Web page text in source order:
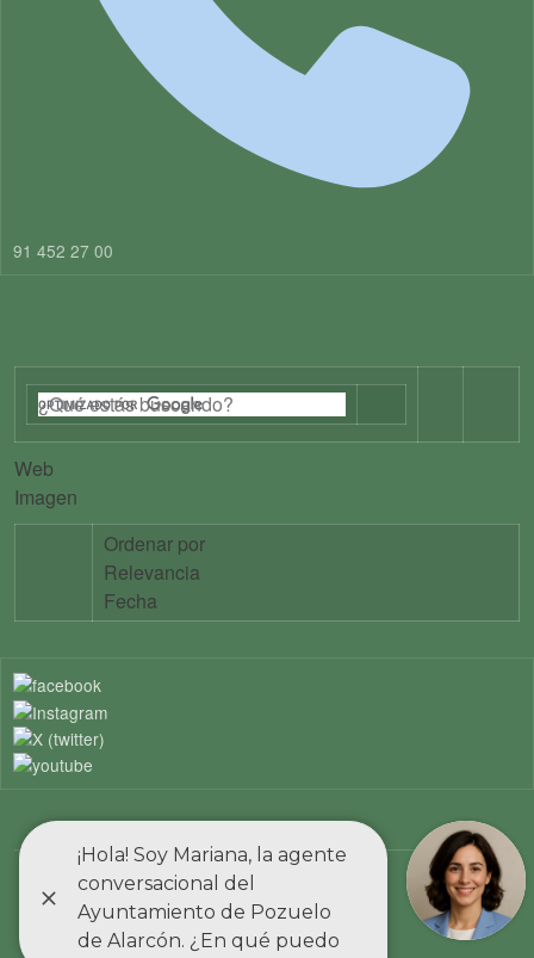
91 452 27 00
Web
Imagen
Ordenar por
Relevancia
Fecha